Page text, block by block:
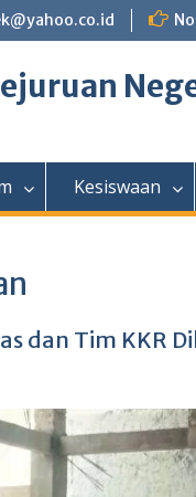
Kesiswaan
dan Tim KKR